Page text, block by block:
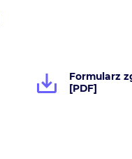
Formularz
[PDF]